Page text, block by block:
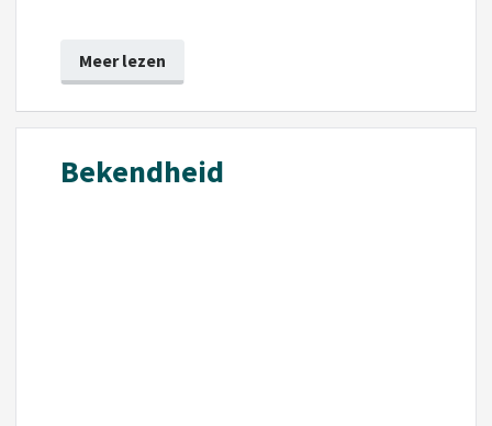
Meer lezen
Bekendheid